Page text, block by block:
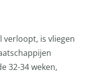
verloopt, is vliegen
32-34 weken,